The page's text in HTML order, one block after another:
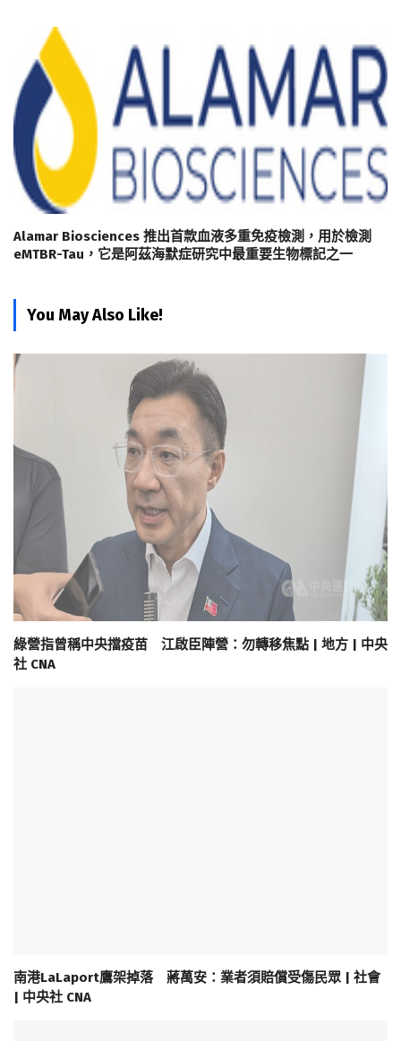
Alamar Biosciences 推出首款血液多重免疫檢測，用於檢測
eMTBR-Tau，它是阿茲海默症研究中最重要生物標記之一
You May Also Like!
綠營指曾稱中央擋疫苗 江啟臣陣營：勿轉移焦點 | 地方 | 中央
社 CNA
南港LaLaport鷹架掉落 蔣萬安：業者須賠償受傷民眾 | 社會
| 中央社 CNA